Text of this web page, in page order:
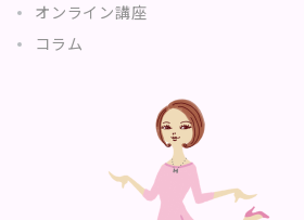
オンライン講座
コラム